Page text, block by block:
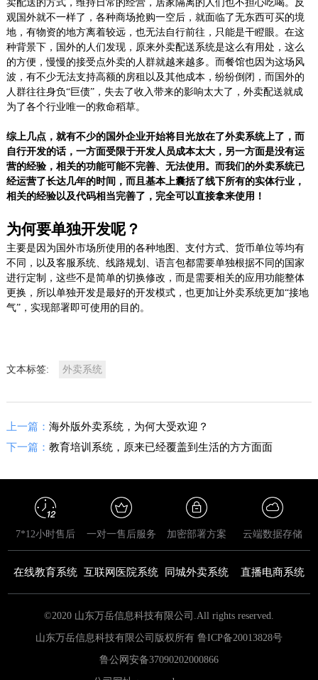
卖配送的方式，维持日常的经营，居家隔离的人们也不担心吃喝。反
观国外就不一样了，各种商场抢购一空后，就面临了无东西可买的境
地，有物资的地方离着较远，也无法自行前往，只能是干瞪眼。在这
种背景下，国外的人们发现，原来外卖配送系统是这么有用处，这么
的方便，慢慢的接受点外卖的人群就越来越多。而餐馆也因为这场风
波，有不少无法支持高额的房租以及其他成本，纷纷倒闭，而国外的
人群往往身负“巨债”，失去了收入带来的影响太大了，外卖配送就成
为了各个行业唯一的救命稻草。
综上几点，就有不少的国外企业开始将目光放在了外卖系统上了，而
自行开发的话，一方面受限于开发人员成本太大，另一方面是没有运
营的经验，相关的功能可能不完善、无法使用。而我们的外卖系统已
经运营了长达几年的时间，而且基本上囊括了线下所有的实体行业，
相关的经验以及代码相当完善了，完全可以直接拿来使用！
为何要单独开发呢？
主要是因为国外市场所使用的各种地图、支付方式、货币单位等均有
不同，以及客服系统、线路规划、语言包都需要单独根据不同的国家
进行定制，这些不是简单的切换修改，而是需要相关的应用功能整体
更换，所以单独开发是最好的开发模式，也更加让外卖系统更加“接地
气”，实现部署即可使用的目的。
文本标签: 外卖系统
上一篇： 海外版外卖系统，为何大受欢迎？
下一篇： 教育培训系统，原来已经覆盖到生活的方方面面
7*12小时售后 一对一售后服务 加密部署方案 云端数据存储
在线教育系统 互联网医院系统 同城外卖系统 直播电商系统
©2020 山东万岳信息科技有限公司.All rights reserved.
山东万岳信息科技有限公司版权所有 鲁ICP备20013828号
鲁公网安备37090202000866